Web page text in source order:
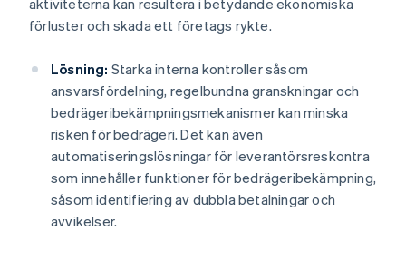
aktiviteterna kan resultera i betydande ekonomiska
förluster och skada ett företags rykte.
Lösning: Starka interna kontroller såsom
ansvarsfördelning, regelbundna granskningar och
bedrägeribekämpningsmekanismer kan minska
risken för bedrägeri. Det kan även
automatiseringslösningar för leverantörsreskontra
som innehåller funktioner för bedrägeribekämpning,
såsom identifiering av dubbla betalningar och
avvikelser.